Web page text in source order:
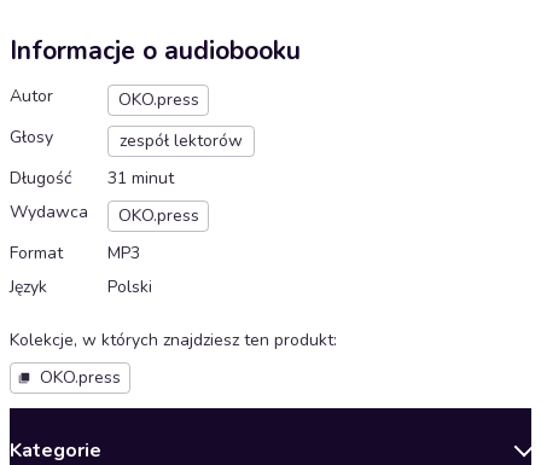
Informacje o audiobooku
Autor
OKO.press
Głosy
zespół lektorów
Długość
31 minut
Wydawca
OKO.press
Format
MP3
Język
Polski
Kolekcje, w których znajdziesz ten produkt:
OKO.press
Kategorie